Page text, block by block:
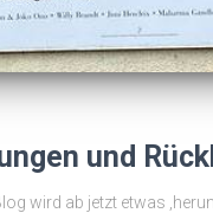
und
wird ab jetzt etwas